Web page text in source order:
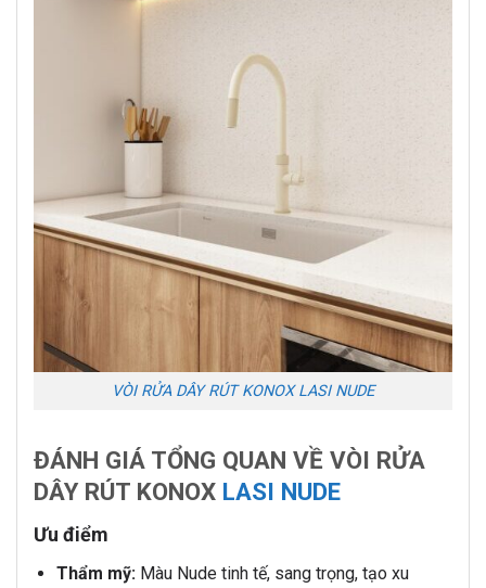
VÒI RỬA DÂY RÚT KONOX LASI NUDE
ĐÁNH GIÁ TỔNG QUAN VỀ VÒI RỬA
DÂY RÚT KONOX LASI NUDE
Ưu điểm
Thẩm mỹ:Màu Nude tinh tế, sang trọng, tạo xu